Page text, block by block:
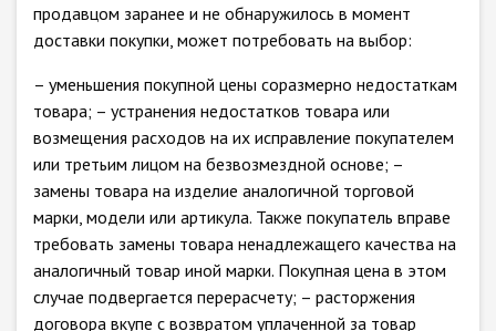
продавцом заранее и не обнаружилось в момент
доставки покупки, может потребовать на выбор:
– уменьшения покупной цены соразмерно недостаткам
товара; – устранения недостатков товара или
возмещения расходов на их исправление покупателем
или третьим лицом на безвозмездной основе; –
замены товара на изделие аналогичной торговой
марки, модели или артикула. Также покупатель вправе
требовать замены товара ненадлежащего качества на
аналогичный товар иной марки. Покупная цена в этом
случае подвергается перерасчету; – расторжения
договора вкупе с возвратом уплаченной за товар